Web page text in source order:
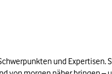
und Expertisen.